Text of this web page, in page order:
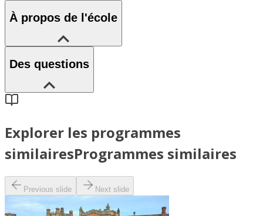
À propos de l'école
Des questions
Explorer les programmes
similairesProgrammes similaires
Previous slide Next slide